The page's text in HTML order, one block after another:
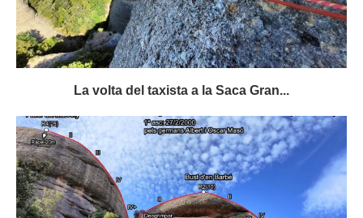
La volta del taxista a la Saca Gran...